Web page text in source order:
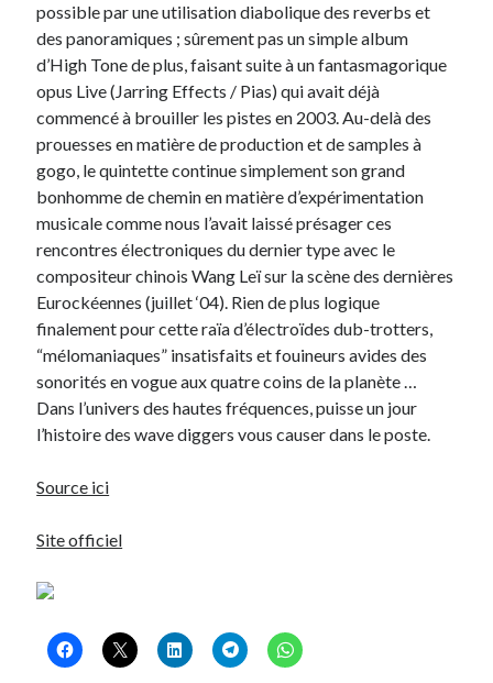
possible par une utilisation diabolique des reverbs et
des panoramiques ; sûrement pas un simple album
d’High Tone de plus, faisant suite à un fantasmagorique
opus Live (Jarring Effects / Pias) qui avait déjà
commencé à brouiller les pistes en 2003. Au-delà des
prouesses en matière de production et de samples à
gogo, le quintette continue simplement son grand
bonhomme de chemin en matière d’expérimentation
musicale comme nous l’avait laissé présager ces
rencontres électroniques du dernier type avec le
compositeur chinois Wang Leï sur la scène des dernières
Eurockéennes (juillet ‘04). Rien de plus logique
finalement pour cette raïa d’électroïdes dub-trotters,
“mélomaniaques” insatisfaits et fouineurs avides des
sonorités en vogue aux quatre coins de la planète …
Dans l’univers des hautes fréquences, puisse un jour
l’histoire des wave diggers vous causer dans le poste.
Source ici
Site officiel